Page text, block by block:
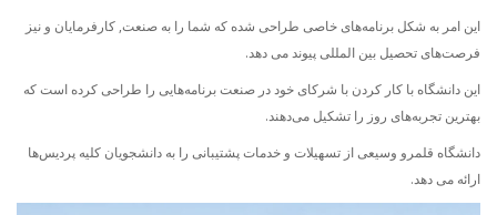
این امر به شکل‌ برنامه‌های خاصی طراحی شده که شما را به صنعت, کارفرمایان و نیز
فرصت‌های تحصیل بین المللی پیوند می دهد.
این دانشگاه با کار کردن با شرکای خود در صنعت برنامه‌هایی را طراحی کرده است که
بهترین تجربه‌های روز را تشکیل می‌دهند.
دانشگاه قلمرو وسیعی از تسهیلات و خدمات پشتیبانی را به دانشجویان کلیه پردیس‌ها
ارائه می دهد.